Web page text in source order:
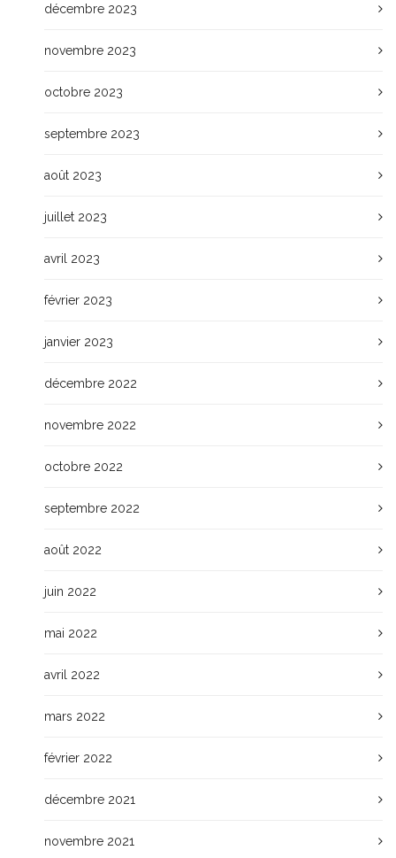
décembre 2023
novembre 2023
octobre 2023
septembre 2023
août 2023
juillet 2023
avril 2023
février 2023
janvier 2023
décembre 2022
novembre 2022
octobre 2022
septembre 2022
août 2022
juin 2022
mai 2022
avril 2022
mars 2022
février 2022
décembre 2021
novembre 2021